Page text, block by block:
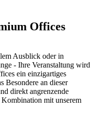
Offices
Ausblick oder in
- Ihre Veranstaltung wird
ein einzigartiges
Besondere an dieser
direkt angrenzende
mit unserem